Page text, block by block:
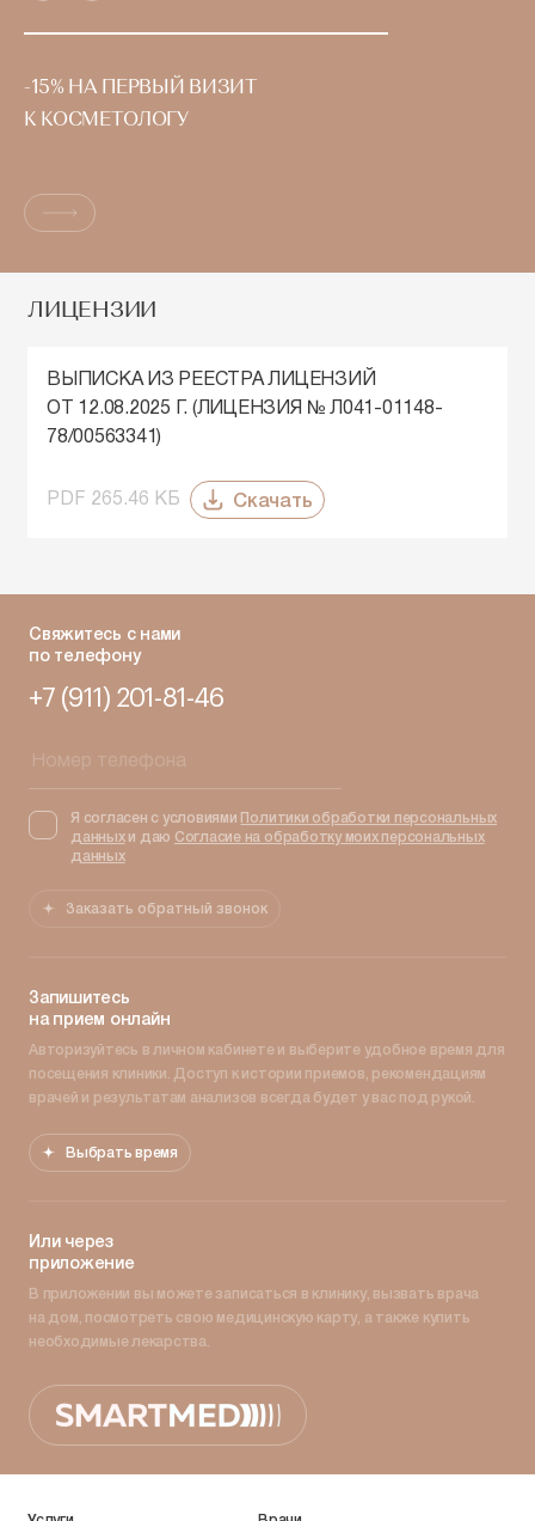
-15% НА ПЕРВЫЙ ВИЗИТ
К КОСМЕТОЛОГУ
ЛИЦЕНЗИИ
ВЫПИСКА ИЗ РЕЕСТРА ЛИЦЕНЗИЙ
ОТ 12.08.2025 Г. (ЛИЦЕНЗИЯ № Л041-01148-
78/00563341)
PDF 265.46 КБ Скачать
Свяжитесь с нами
по телефону
+7 (911) 201-81-46
Я согласен с условиями Политики обработки персональных
данныхи даю Согласие на обработку моих персональных
данных
Заказать обратный звонок
Запишитесь
на прием онлайн
Авторизуйтесь в личном кабинете и выберите удобное время для
посещения клиники. Доступ к истории приемов, рекомендациям
врачей и результатам анализов всегда будет у вас под рукой.
Выбрать время
Или через
приложение
В приложении вы можете записаться в клинику, вызвать врача
на дом, посмотреть свою медицинскую карту, а также купить
необходимые лекарства.